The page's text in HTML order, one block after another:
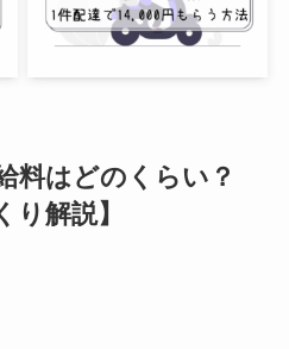
料はどのくらい？
り解説】